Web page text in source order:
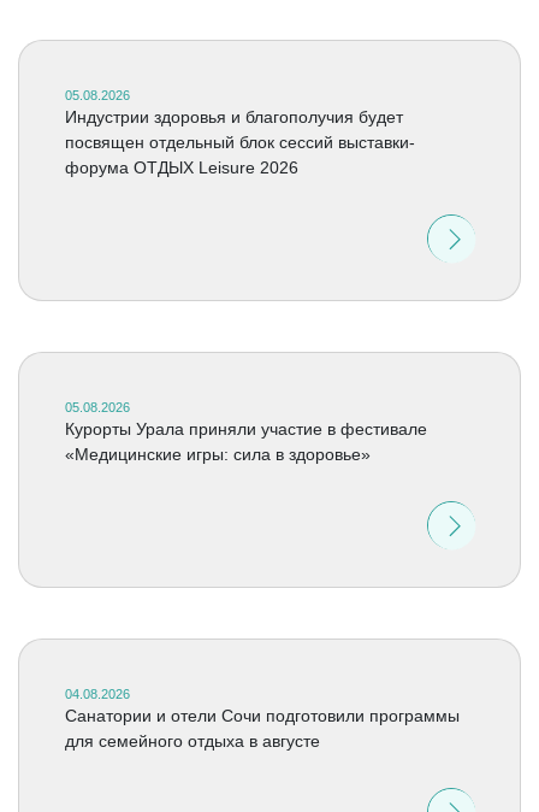
05.08.2026
Индустрии здоровья и благополучия будет
посвящен отдельный блок сессий выставки-
форума ОТДЫХ Leisure 2026
05.08.2026
Курорты Урала приняли участие в фестивале
«Медицинские игры: сила в здоровье»
04.08.2026
Санатории и отели Сочи подготовили программы
для семейного отдыха в августе